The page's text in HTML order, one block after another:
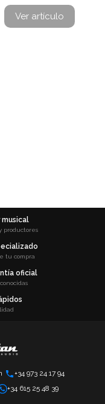
Ver artículo
productores
tu compra
oficial
+34 973 24 17 94
+34 615 25 48 39